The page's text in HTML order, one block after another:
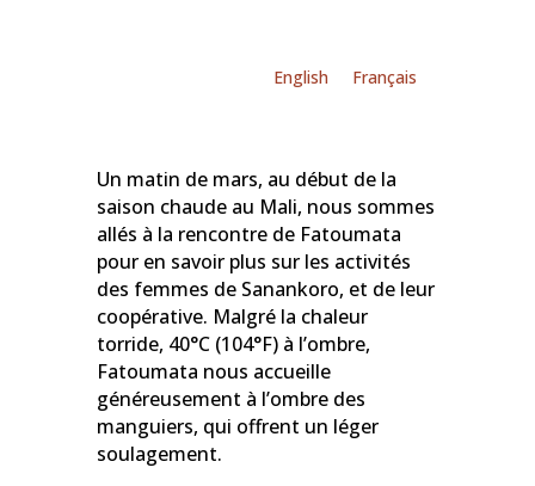
English Français
Un matin de mars, au début de la
saison chaude au Mali, nous sommes
allés à la rencontre de Fatoumata
pour en savoir plus sur les activités
des femmes de Sanankoro, et de leur
coopérative. Malgré la chaleur
torride, 40°C (104°F) à l’ombre,
Fatoumata nous accueille
généreusement à l’ombre des
manguiers, qui offrent un léger
soulagement.